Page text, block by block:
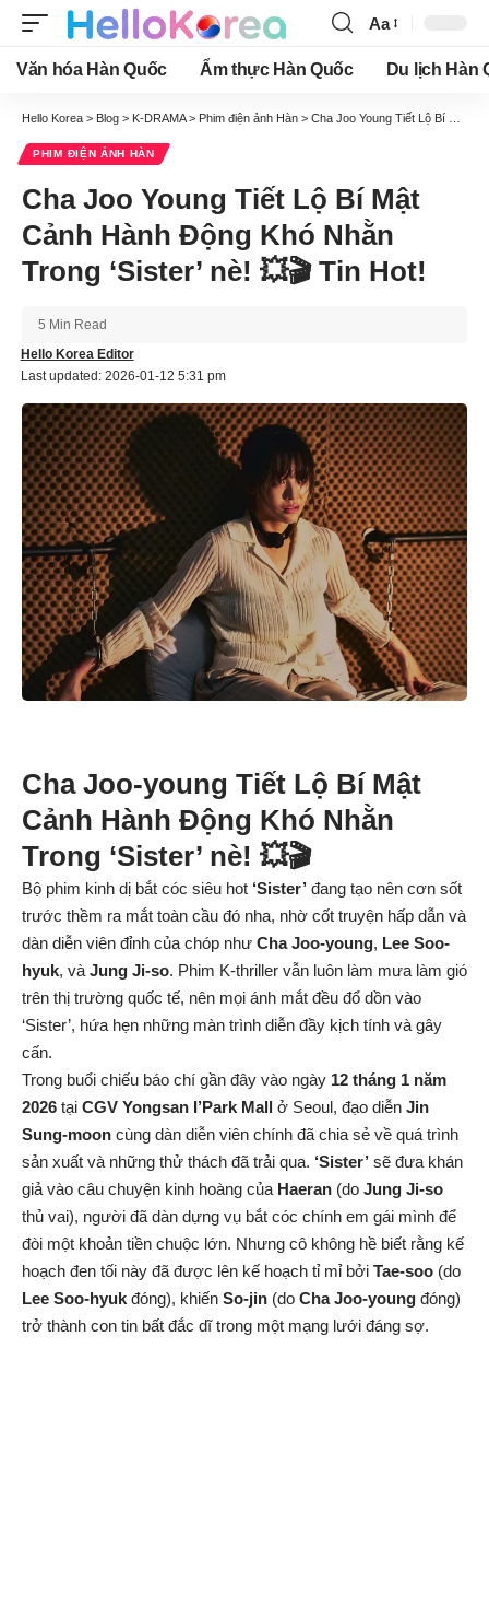
Font
Resizer
Aa
Văn hóa Hàn Quốc Ẩm thực Hàn Quốc Du lịch Hàn
Hello Korea > Blog > K-DRAMA> Phim điện ảnh Hàn > Cha Joo Young Tiết Lộ Bí Mật Cảnh Hành Động Khó Nhằn Trong ‘Sister’ nè! 💥🎬 Tin Hot!
PHIM ĐIỆN ẢNH HÀN
Cha Joo Young Tiết Lộ Bí Mật
Cảnh Hành Động Khó Nhằn
Trong ‘Sister’ nè! 💥🎬 Tin Hot!
Last updated: 2026-01-12 5:31 pm
Hello Korea Editor
5 Min Read
Cha Joo-young Tiết Lộ Bí Mật
Cảnh Hành Động Khó Nhằn
Trong ‘Sister’ nè! 💥🎬
Bộ phim kinh dị bắt cóc siêu hot ‘Sister’ đang tạo nên cơn sốt
trước thềm ra mắt toàn cầu đó nha, nhờ cốt truyện hấp dẫn và
dàn diễn viên đỉnh của chóp như Cha Joo-young, Lee Soo-
hyuk, và Jung Ji-so. Phim K-thriller vẫn luôn làm mưa làm gió
trên thị trường quốc tế, nên mọi ánh mắt đều đổ dồn vào
‘Sister’, hứa hẹn những màn trình diễn đầy kịch tính và gây
cấn.
Trong buổi chiếu báo chí gần đây vào ngày 12 tháng 1 năm
2026 tại CGV Yongsan I’Park Mall ở Seoul, đạo diễn Jin
Sung-moon cùng dàn diễn viên chính đã chia sẻ về quá trình
sản xuất và những thử thách đã trải qua. ‘Sister’ sẽ đưa khán
giả vào câu chuyện kinh hoàng của Haeran (do Jung Ji-so
thủ vai), người đã dàn dựng vụ bắt cóc chính em gái mình để
đòi một khoản tiền chuộc lớn. Nhưng cô không hề biết rằng kế
hoạch đen tối này đã được lên kế hoạch tỉ mỉ bởi Tae-soo (do
Lee Soo-hyuk đóng), khiến So-jin (do Cha Joo-young đóng)
trở thành con tin bất đắc dĩ trong một mạng lưới đáng sợ.